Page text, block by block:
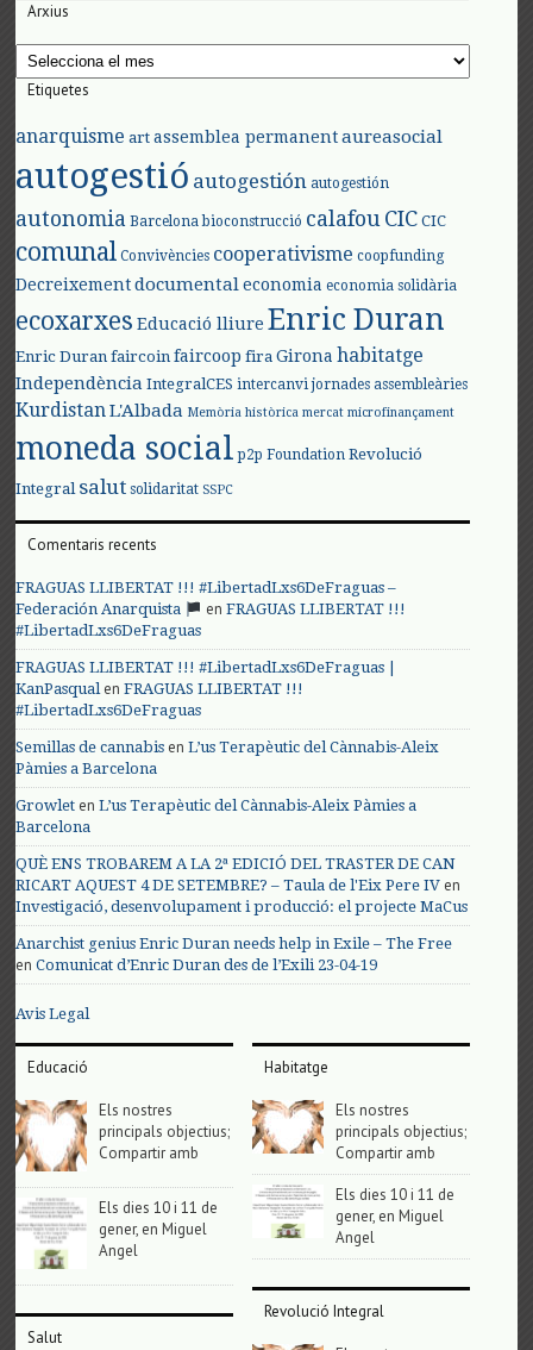
Arxius
Arxius
Etiquetes
anarquisme art assemblea permanent aureasocial
autogestió autogestión autogestión
autonomia Barcelona bioconstrucció calafouCIC CIC
comunal Convivències cooperativisme coopfunding
Decreixement documental economia economia solidària
ecoxarxes Educació lliure Enric Duran
Enric Duran faircoin faircoop fira Girona habitatge
Independència IntegralCES intercanvi jornades assembleàries
KurdistanL'Albada Memòria històrica mercat microfinançament
moneda social p2p Foundation Revolució
Integral salut solidaritat SSPC
Comentaris recents
FRAGUAS LLIBERTAT !!! #LibertadLxs6DeFraguas –
Federación Anarquista
enFRAGUAS LLIBERTAT !!!
#LibertadLxs6DeFraguas
FRAGUAS LLIBERTAT !!! #LibertadLxs6DeFraguas |
KanPasqualenFRAGUAS LLIBERTAT !!!
#LibertadLxs6DeFraguas
Semillas de cannabis enL’us Terapèutic del Cànnabis-Aleix
Pàmies a Barcelona
Growlet enL’us Terapèutic del Cànnabis-Aleix Pàmies a
Barcelona
QUÈ ENS TROBAREM A LA 2ª EDICIÓ DEL TRASTER DE CAN
RICART AQUEST 4 DE SETEMBRE? – Taula de l'Eix Pere IV en
Investigació, desenvolupament i producció: el projecte MaCus
Anarchist genius Enric Duran needs help in Exile – The Free
enComunicat d’Enric Duran des de l’Exili 23-04-19
Avis Legal
Educació
Els nostres
principals objectius;
Compartir amb
Els dies 10 i 11 de
gener, en Miguel
Angel
Salut
Habitatge
Els nostres
principals objectius;
Compartir amb
Els dies 10 i 11 de
gener, en Miguel
Angel
Revolució Integral